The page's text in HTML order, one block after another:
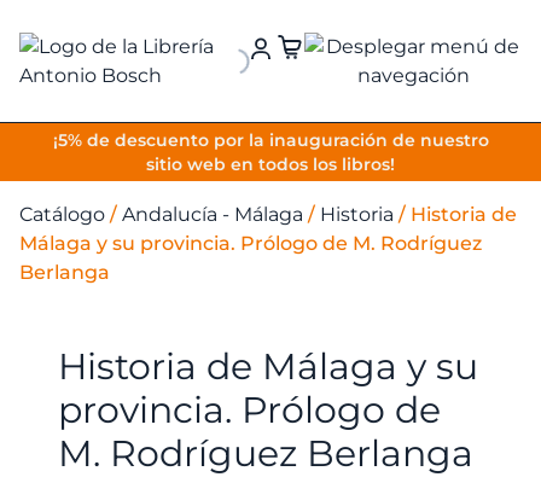
¡5% de descuento por la inauguración de nuestro
sitio web en todos los libros!
VOLVER
Catálogo / Andalucía - Málaga / Historia / Historia de
Málaga y su provincia. Prólogo de M. Rodríguez
Berlanga
Historia de Málaga y su
provincia. Prólogo de
M. Rodríguez Berlanga